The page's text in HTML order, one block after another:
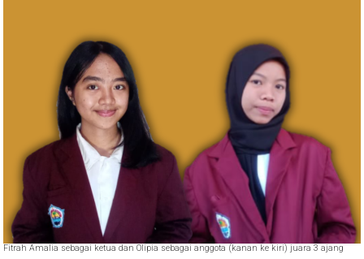
Fitrah Amalia sebagai ketua dan Olipia sebagai anggota (kanan ke kiri) juara 3 ajang